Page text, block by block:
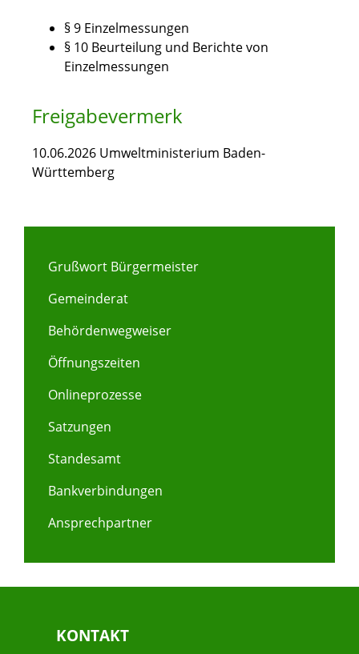
§ 9 Einzelmessungen
§ 10 Beurteilung und Berichte von
Einzelmessungen
Freigabevermerk
10.06.2026 Umweltministerium Baden-
Württemberg
Grußwort Bürgermeister
Gemeinderat
Behördenwegweiser
Öffnungszeiten
Onlineprozesse
Satzungen
Standesamt
Bankverbindungen
Ansprechpartner
KONTAKT